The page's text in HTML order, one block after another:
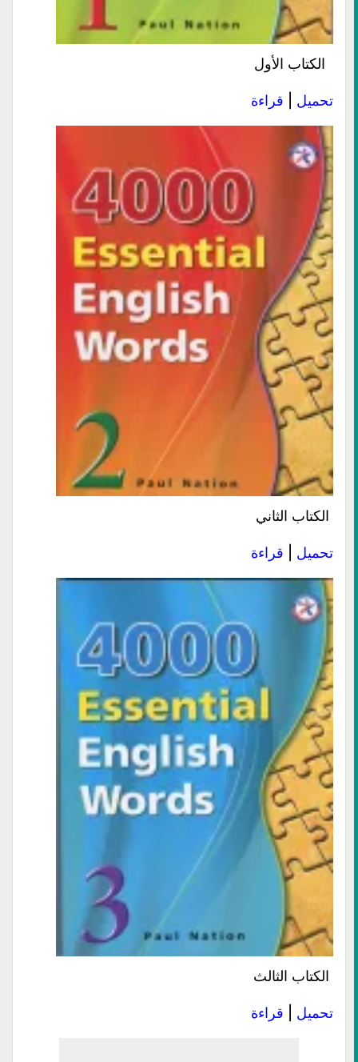
الكتاب الأول
تحميل قراءة
الكتاب الثاني
تحميل قراءة
الكتاب الثالث
تحميل قراءة